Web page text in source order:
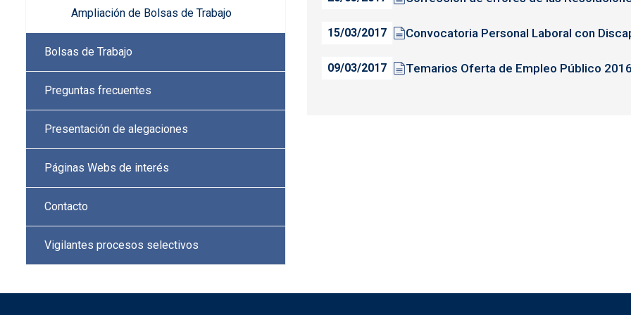
Ampliación de Bolsas de Trabajo
Bolsas de Trabajo
Preguntas frecuentes
Presentación de alegaciones
Páginas Webs de interés
Contacto
Vigilantes procesos selectivos
15/03/2017 Convocatoria Personal Laboral con
09/03/2017 Temarios Oferta de Empleo Público 2016